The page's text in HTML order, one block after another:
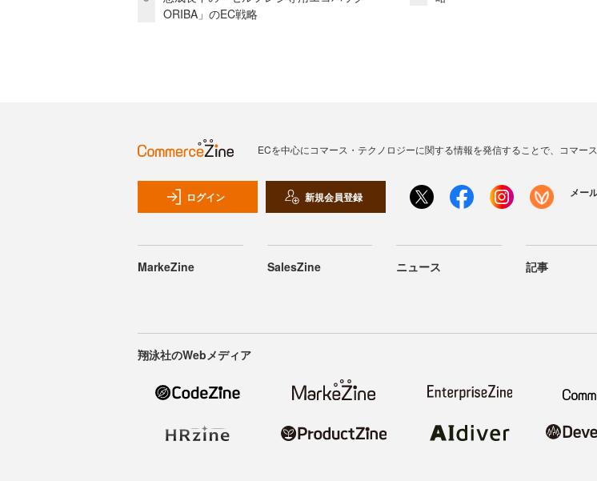
ORIBA」のEC戦略
ECを中心にコマース・テクノロジーに関する情報を発信することで、コマー
ログイン 新規会員登録 メー
MarkeZine SalesZine ニュース 記事
翔泳社のWebメディア